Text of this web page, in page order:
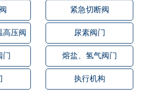
紧急切断阀
高压阀 尿素阀门
门 熔盐、氢气阀门
执行机构